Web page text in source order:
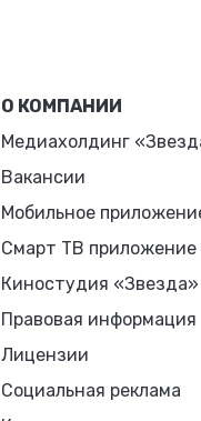
О КОМПАНИИ
Медиахолдинг
Вакансии
Мобильное
Смарт ТВ приложение
Киностудия «Звезда»
Правовая информация
Лицензии
Социальная реклама